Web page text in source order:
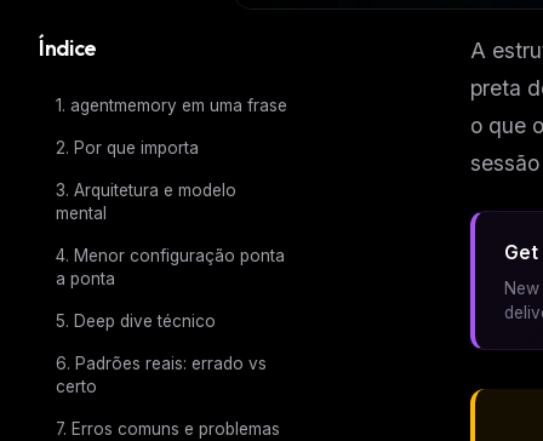
Índice
1. agentmemory em uma frase
2. Por que importa
3. Arquitetura e modelo
mental
4. Menor configuração ponta
a ponta
5. Deep dive técnico
6. Padrões reais: errado vs
certo
7. Erros comuns e problemas
A
preta
o que